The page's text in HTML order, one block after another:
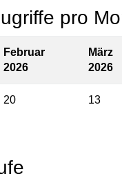
pro
Februar
2026
März
2026
20 13